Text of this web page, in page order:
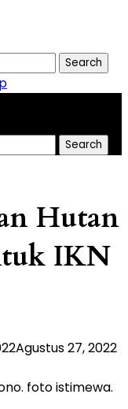
Search
Search
Hutan
IKN
Agustus 27, 2022
foto istimewa.